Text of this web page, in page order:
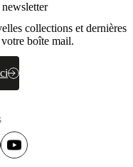
collections et dernières
boîte mail.